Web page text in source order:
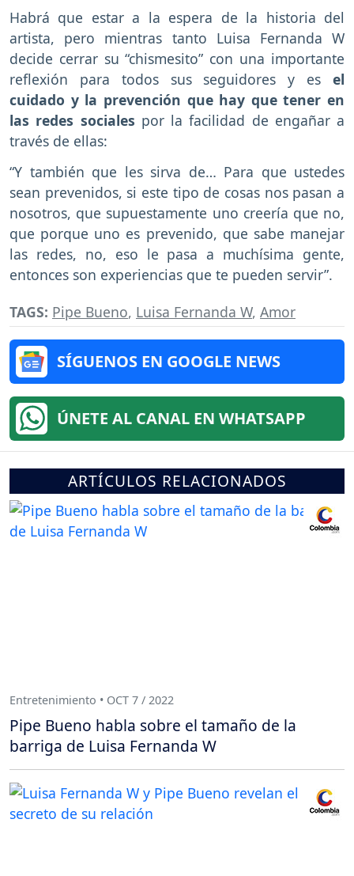
Habrá que estar a la espera de la historia del
artista, pero mientras tanto Luisa Fernanda W
decide cerrar su “chismesito” con una importante
reflexión para todos sus seguidores y es el
cuidado y la prevención que hay que tener en
las redes sociales por la facilidad de engañar a
través de ellas:
“Y también que les sirva de… Para que ustedes
sean prevenidos, si este tipo de cosas nos pasan a
nosotros, que supuestamente uno creería que no,
que porque uno es prevenido, que sabe manejar
las redes, no, eso le pasa a muchísima gente,
entonces son experiencias que te pueden servir”.
TAGS: Pipe Bueno, Luisa Fernanda W, Amor
SÍGUENOS EN GOOGLE NEWS
ÚNETE AL CANAL EN WHATSAPP
ARTÍCULOS RELACIONADOS
Entretenimiento • OCT 7 / 2022
Pipe Bueno habla sobre el tamaño de la
barriga de Luisa Fernanda W